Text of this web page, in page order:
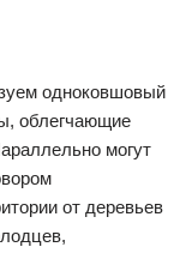
одноковшовый
облегчающие
могут
от деревьев